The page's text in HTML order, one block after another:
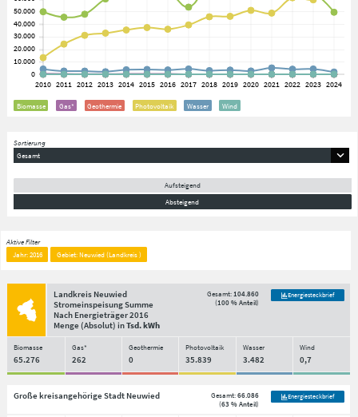
Biomasse Gas* Geothermie Photovoltaik Wasser Wind
Sortierung
Gesamt
Aufsteigend
Absteigend
Aktive Filter
Jahr: 2016
Gebiet: Neuwied (Landkreis )
Landkreis Neuwied
Stromeinspeisung Summe
Nach Energieträger2016
Menge(Absolut) inTsd. kWh
Gesamt: 104.860
(100 % Anteil)
Energiesteckbrief
Biomasse Gas* Geothermie Photovoltaik Wasser Wind
65.276 262 0 35.839 3.482 0,7
Große kreisangehörige Stadt Neuwied Gesamt:66.086
(63 % Anteil)
Energiesteckbrief